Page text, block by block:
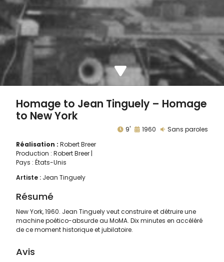
Artiste : Jean Tinguely
Homage to Jean Tinguely – Homage
to New York
9' 1960
Sans paroles
Réalisation : Robert Breer
Production : Robert Breer |
Pays : États-Unis
Résumé
New York, 1960. Jean Tinguely veut construire et détruire une
machine poético-absurde au MoMA. Dix minutes en accéléré
de ce moment historique et jubilatoire.
Avis